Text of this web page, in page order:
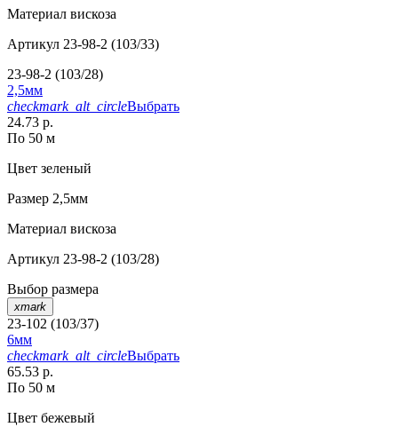
Материал вискоза
Артикул 23-98-2 (103/33)
23-98-2 (103/28)
2,5мм
checkmark_alt_circleВыбрать
24.73 р.
По 50 м
Цвет зеленый
Размер 2,5мм
Материал вискоза
Артикул 23-98-2 (103/28)
Выбор размера
xmark
23-102 (103/37)
6мм
checkmark_alt_circleВыбрать
65.53 р.
По 50 м
Цвет бежевый